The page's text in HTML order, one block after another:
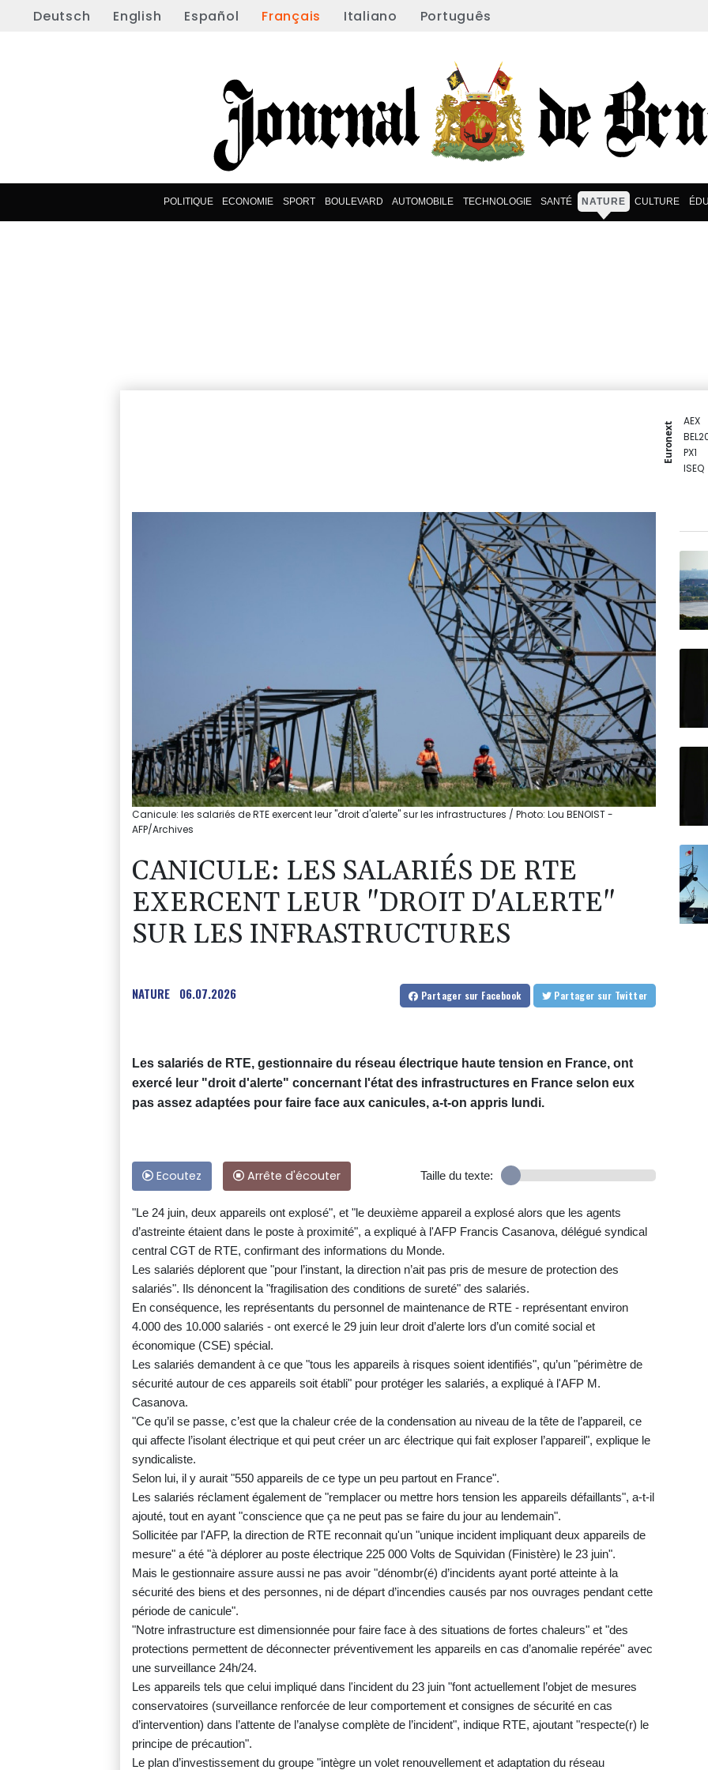
Deutsch English Español Français Italiano Português
POLITIQUE ECONOMIE SPORT BOULEVARD AUTOMOBILE TECHNOLOGIE SANTÉ NATURE CULTURE
Euronext
AEX
PX1
ISEQ
Canicule: les salariés de RTE exercent leur "droit d'alerte" sur les infrastructures / Photo: Lou BENOIST -
AFP/Archives
CANICULE: LES SALARIÉS DE RTE
EXERCENT LEUR "DROIT D'ALERTE"
SUR LES INFRASTRUCTURES
NATURE 06.07.2026 Partager sur Facebook Partager sur Twitter
Les salariés de RTE, gestionnaire du réseau électrique haute tension en France, ont
exercé leur "droit d'alerte" concernant l'état des infrastructures en France selon eux
pas assez adaptées pour faire face aux canicules, a-t-on appris lundi.
Ecoutez Arrête d'écouter Taille du texte:
"Le 24 juin, deux appareils ont explosé", et "le deuxième appareil a explosé alors que les agents
d’astreinte étaient dans le poste à proximité", a expliqué à l'AFP Francis Casanova, délégué syndical
central CGT de RTE, confirmant des informations du Monde.
Les salariés déplorent que "pour l’instant, la direction n’ait pas pris de mesure de protection des
salariés". Ils dénoncent la "fragilisation des conditions de sureté" des salariés.
En conséquence, les représentants du personnel de maintenance de RTE - représentant environ
4.000 des 10.000 salariés - ont exercé le 29 juin leur droit d’alerte lors d’un comité social et
économique (CSE) spécial.
Les salariés demandent à ce que "tous les appareils à risques soient identifiés", qu’un "périmètre de
sécurité autour de ces appareils soit établi" pour protéger les salariés, a expliqué à l'AFP M.
Casanova.
"Ce qu’il se passe, c’est que la chaleur crée de la condensation au niveau de la tête de l’appareil, ce
qui affecte l’isolant électrique et qui peut créer un arc électrique qui fait exploser l’appareil", explique le
syndicaliste.
Selon lui, il y aurait "550 appareils de ce type un peu partout en France".
Les salariés réclament également de "remplacer ou mettre hors tension les appareils défaillants", a-t-il
ajouté, tout en ayant "conscience que ça ne peut pas se faire du jour au lendemain".
Sollicitée par l'AFP, la direction de RTE reconnait qu'un "unique incident impliquant deux appareils de
mesure" a été "à déplorer au poste électrique 225 000 Volts de Squividan (Finistère) le 23 juin".
Mais le gestionnaire assure aussi ne pas avoir "dénombr(é) d’incidents ayant porté atteinte à la
sécurité des biens et des personnes, ni de départ d’incendies causés par nos ouvrages pendant cette
période de canicule".
"Notre infrastructure est dimensionnée pour faire face à des situations de fortes chaleurs" et "des
protections permettent de déconnecter préventivement les appareils en cas d’anomalie repérée" avec
une surveillance 24h/24.
Les appareils tels que celui impliqué dans l'incident du 23 juin "font actuellement l’objet de mesures
conservatoires (surveillance renforcée de leur comportement et consignes de sécurité en cas
d’intervention) dans l’attente de l’analyse complète de l’incident", indique RTE, ajoutant "respecte(r) le
principe de précaution".
Le plan d’investissement du groupe "intègre un volet renouvellement et adaptation du réseau